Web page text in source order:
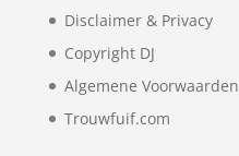
Disclaimer & Privacy
Copyright DJ
Algemene Voorwaarden
Trouwfuif.com